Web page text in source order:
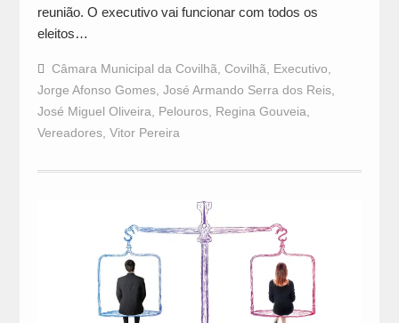
reunião. O executivo vai funcionar com todos os
eleitos…
Câmara Municipal da Covilhã, Covilhã, Executivo,
Jorge Afonso Gomes, José Armando Serra dos Reis,
José Miguel Oliveira, Pelouros, Regina Gouveia,
Vereadores, Vitor Pereira